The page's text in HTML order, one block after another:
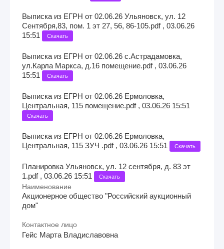
Выписка из ЕГРН от 02.06.26 Ульяновск, ул. 12
Сентября,83, пом. 1 эт 27, 56, 86-105.pdf , 03.06.26
15:51
Скачать
Выписка из ЕГРН от 02.06.26 с.Астрадамовка,
ул.Карла Маркса, д.16 помещение.pdf , 03.06.26
15:51
Скачать
Выписка из ЕГРН от 02.06.26 Ермоловка,
Центральная, 115 помещение.pdf , 03.06.26 15:51
Скачать
Выписка из ЕГРН от 02.06.26 Ермоловка,
Центральная, 115 ЗУЧ .pdf , 03.06.26 15:51
Скачать
Планировка Ульяновск, ул. 12 сентября, д. 83 эт
1.pdf , 03.06.26 15:51
Скачать
Наименование
Акционерное общество "Российский аукционный
дом"
Контактное лицо
Гейс Марта Владиславовна